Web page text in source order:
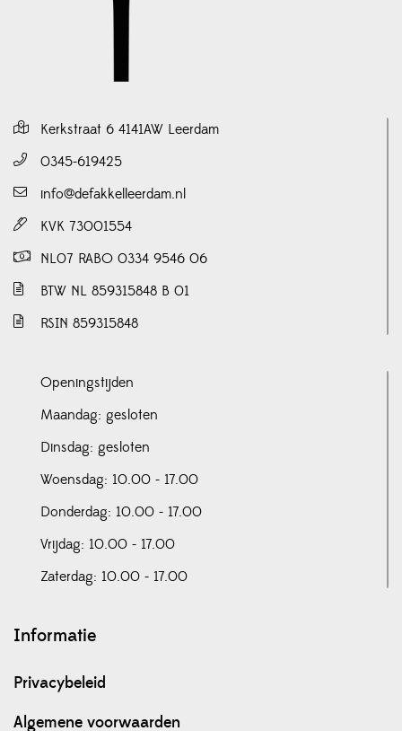
Kerkstraat 6 4141AW Leerdam
0345-619425
info@defakkelleerdam.nl
KVK 73001554
NL07 RABO 0334 9546 06
BTW NL 859315848 B 01
RSIN 859315848
Openingstijden
Maandag: gesloten
Dinsdag: gesloten
Woensdag: 10.00 - 17.00
Donderdag: 10.00 - 17.00
Vrijdag: 10.00 - 17.00
Zaterdag: 10.00 - 17.00
Informatie
Privacybeleid
Algemene voorwaarden